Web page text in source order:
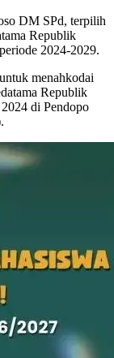
DM SPd, terpilih
Republik
2024-2029.
menahkodai
Republik
di Pendopo